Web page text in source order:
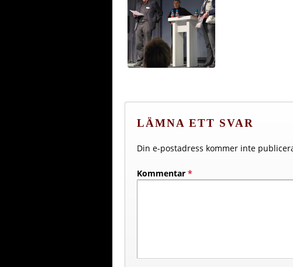
LÄMNA ETT SVAR
Din e-postadress kommer inte
Kommentar *